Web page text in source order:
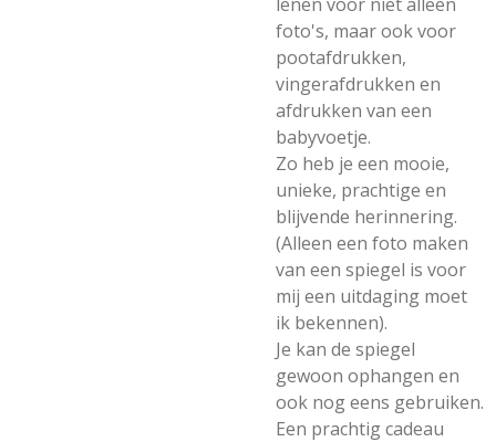
foto's, maar ook voor
pootafdrukken,
vingerafdrukken en
afdrukken van een
babyvoetje.
Zo heb je een mooie,
unieke, prachtige en
blijvende herinnering.
(Alleen een foto maken
van een spiegel is voor
mij een uitdaging moet
ik bekennen).
Je kan de spiegel
gewoon ophangen en
ook nog eens gebruiken.
Een prachtig cadeau